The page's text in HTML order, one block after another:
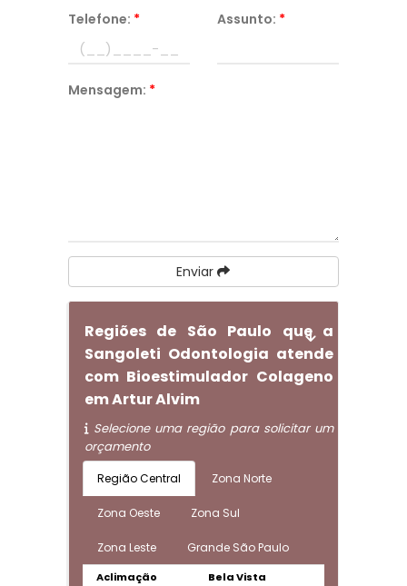
Telefone: * Assunto: *
Mensagem: *
Enviar
Regiões de São Paulo que a
Sangoleti Odontologia atende
com Bioestimulador Colageno
em Artur Alvim
Selecione uma região para solicitar um
orçamento
Região Central Zona Norte
Zona Oeste Zona Sul
Zona Leste Grande São Paulo
Aclimação
Bela Vista